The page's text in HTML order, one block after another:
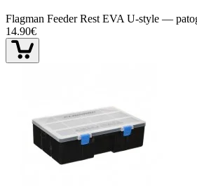
Flagman Feeder Rest EVA U-style —
14.90€